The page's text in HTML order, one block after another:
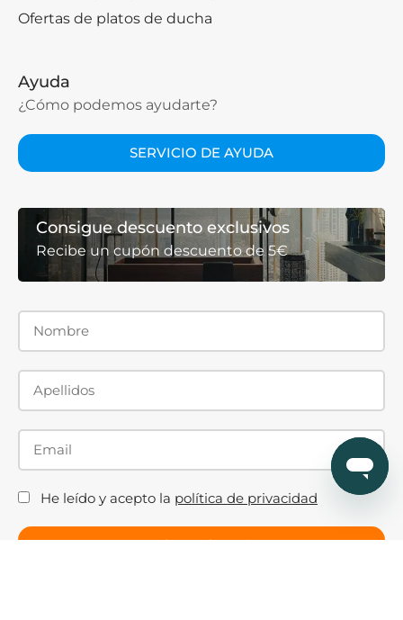
Ofertas de platos de ducha
Ayuda
¿Cómo podemos ayudarte?
SERVICIO DE AYUDA
Consigue descuento exclusivos
Recibe un cupón descuento de 5€
He leído y acepto la política de privacidad